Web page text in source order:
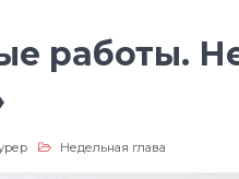
работы.
Недельная глава